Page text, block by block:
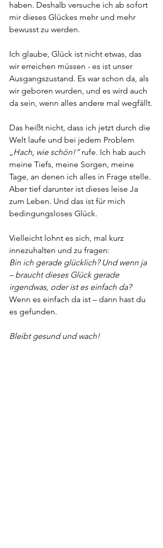
haben. Deshalb versuche ich ab sofort
mir dieses Glückes mehr und mehr
bewusst zu werden.
Ich glaube, Glück ist nicht etwas, das
wir erreichen müssen - es ist unser
Ausgangszustand. Es war schon da, als
wir geboren wurden, und es wird auch
da sein, wenn alles andere mal wegfällt.
Das heißt nicht, dass ich jetzt durch die
Welt laufe und bei jedem Problem
„Hach, wie schön!“ rufe. Ich hab auch
meine Tiefs, meine Sorgen, meine
Tage, an denen ich alles in Frage stelle.
Aber tief darunter ist dieses leise Ja
zum Leben. Und das ist für mich
bedingungsloses Glück.
Vielleicht lohnt es sich, mal kurz
innezuhalten und zu fragen:
Bin ich gerade glücklich? Und wenn ja
– braucht dieses Glück gerade
irgendwas, oder ist es einfach da?
Wenn es einfach da ist – dann hast du
es gefunden.
Bleibt gesund und wach!